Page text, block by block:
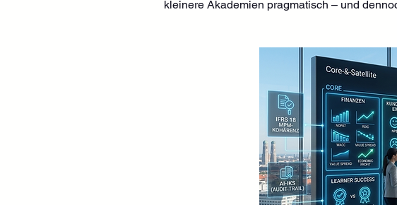
kleinere Akademien pragmatisch – und